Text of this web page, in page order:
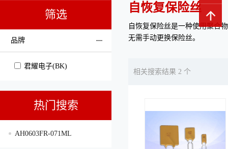
筛选
品牌
君耀电子(BK)
热门搜索
AH0603FR-071ML
自恢复保险丝
自恢复保险丝是一种使用聚合
无需手动更换保险丝。
相关搜索结果 2 个